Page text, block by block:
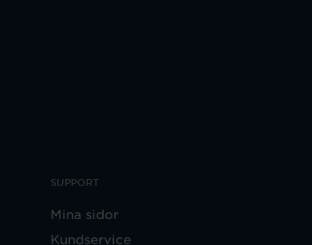
SUPPORT
Mina sidor
Kundservice